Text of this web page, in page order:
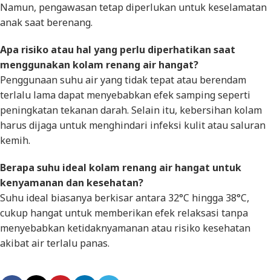
Namun, pengawasan tetap diperlukan untuk keselamatan
anak saat berenang.
Apa risiko atau hal yang perlu diperhatikan saat
menggunakan kolam renang air hangat?
Penggunaan suhu air yang tidak tepat atau berendam
terlalu lama dapat menyebabkan efek samping seperti
peningkatan tekanan darah. Selain itu, kebersihan kolam
harus dijaga untuk menghindari infeksi kulit atau saluran
kemih.
Berapa suhu ideal kolam renang air hangat untuk
kenyamanan dan kesehatan?
Suhu ideal biasanya berkisar antara 32°C hingga 38°C,
cukup hangat untuk memberikan efek relaksasi tanpa
menyebabkan ketidaknyamanan atau risiko kesehatan
akibat air terlalu panas.